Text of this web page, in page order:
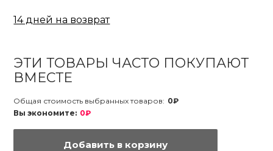
14 дней на возврат
ЭТИ ТОВАРЫ ЧАСТО ПОКУПАЮТ
ВМЕСТЕ
Общая стоимость выбранных товаров: 0₽
Вы экономите: 0₽
Добавить в корзину